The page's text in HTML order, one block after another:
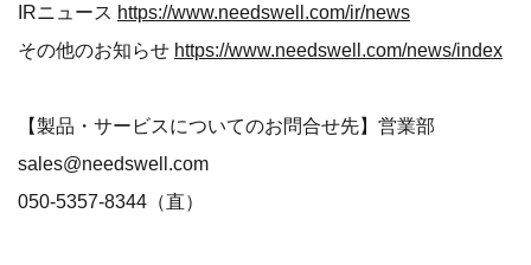
IRニュース https://www.needswell.com/ir/news
その他のお知らせ https://www.needswell.com/news/index
【製品・サービスについてのお問合せ先】営業部
sales@needswell.com
​050-5357-8344（直）